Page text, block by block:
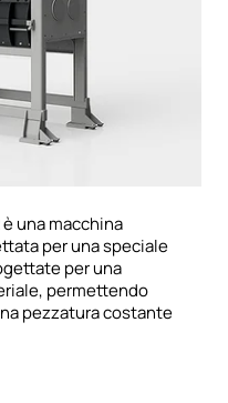
una macchina
per una speciale
per una
permettendo
pezzatura costante